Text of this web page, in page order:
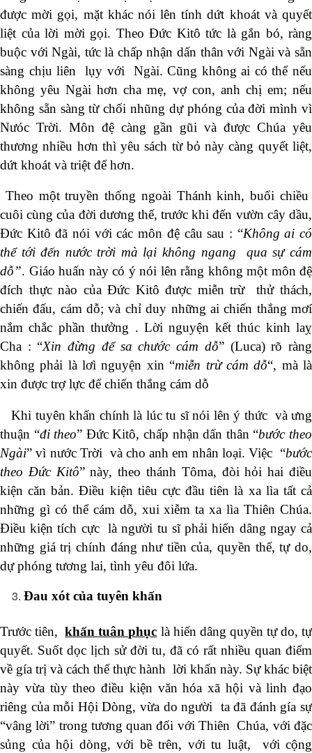
được mời gọi, mặt khác nói lên tính dứt khoát và quyết
liệt của lời mời gọi. Theo Đức Kitô tức là gắn bó, ràng
buộc với Ngài, tức là chấp nhận dấn thân với Ngài và sẵn
sàng chịu liên lụy với Ngài. Cũng không ai có thể nếu
không yêu Ngài hơn cha mẹ, vợ con, anh chị em; nếu
không sẵn sàng từ chối nhũng dự phóng của đời mình vì
Nưóc Trời. Môn đệ càng gần gũi và được Chúa yêu
thương nhiều hơn thì yêu sách từ bỏ này càng quyết liệt,
dứt khoát và triệt để hơn.
Theo một truyền thống ngoài Thánh kinh, buổi chiều
cuôi cùng của đời dương thế, trước khi đến vườn cây dầu,
Đức Kitô đã nói với các môn đệ câu sau : “Không ai có
thể tới đến nước trời mà lại không ngang qua sự cám
dỗ”. Giáo huấn này có ý nói lên rằng không một môn đệ
đích thực nào của Đức Kitô được miễn trừ thử thách,
chiến đấu, cám dỗ; và chỉ duy những ai chiến thắng mơí
nắm chắc phần thưởng . Lời nguyện kết thúc kinh laỵ
Cha : “Xin đừng để sa chước cám dỗ” (Luca) rõ ràng
không phải là lơì nguyện xin “miễn trừ cám dỗ“, mà là
xin được trợ lực để chiến thắng cám dỗ
Khi tuyên khấn chính là lúc tu sĩ nói lên ý thức và ưng
thuận “đi theo” Đức Kitô, chấp nhận dấn thân “bước theo
Ngài” vì nước Trời và cho anh em nhân loại. Việc “bước
theo Đức Kitô” này, theo thánh Tôma, đòi hỏi hai điều
kiện căn bản. Điều kiện tiêu cực đầu tiên là xa lìa tất cả
những gì có thể cám dỗ, xui xiễm ta xa lìa Thiên Chúa.
Điều kiện tích cực là người tu sĩ phải hiến dâng ngay cả
những giá trị chính đáng như tiền của, quyền thế, tự do,
dự phóng tương lai, tình yêu đôi lứa.
Đau xót của tuyên khấn
Trước tiên,khấn tuân phục là hiến dâng quyền tự do, tự
quyết. Suốt dọc lịch sử đời tu, đã có rất nhiều quan điểm
về gía trị và cách thế thực hành lời khấn này. Sự khác biệt
này vừa tùy theo điều kiện văn hóa xã hội và linh đạo
riêng của mỗi Hội Dòng, vừa do người ta đã đánh gía sự
“vâng lời” trong tương quan đối với Thiên Chúa, với đặc
sủng của hội dòng, với bề trên, với tu luật, với cộng